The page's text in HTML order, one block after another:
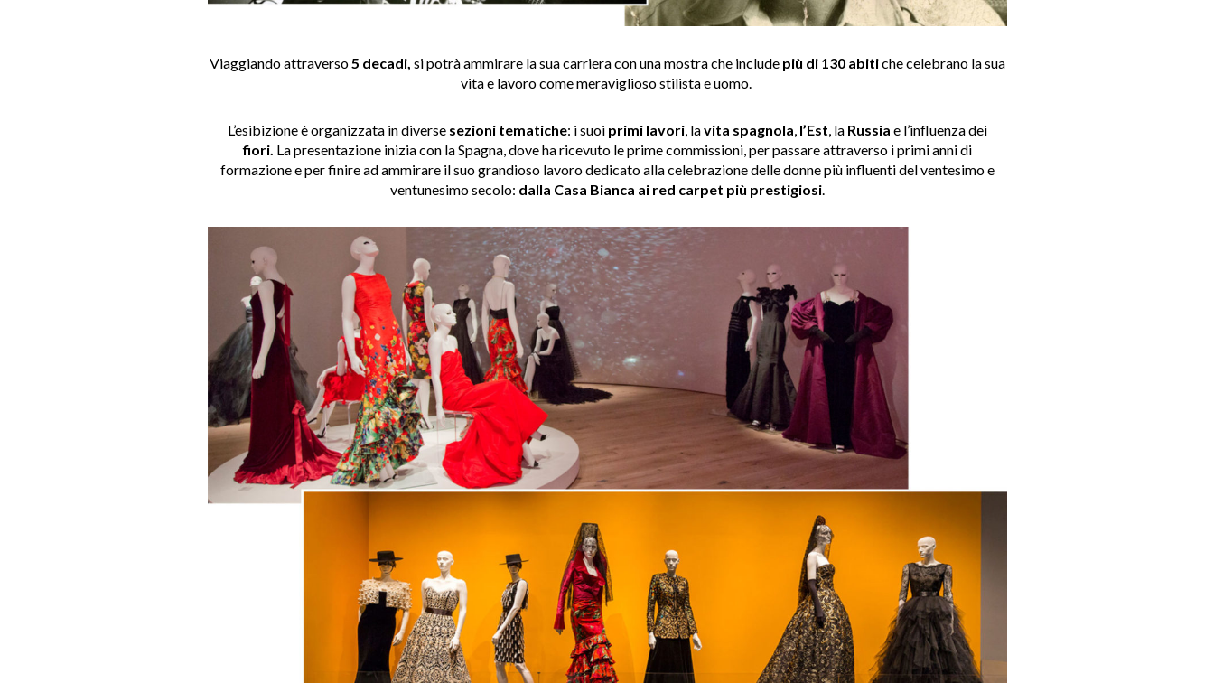
Viaggiando attraverso5 decadi, si potrà ammirare la sua carriera con una mostra che include più di 130 abitiche celebrano la sua
vita e lavoro come meraviglioso stilista e uomo.
L’esibizione è organizzata in diverse sezioni tematiche: i suoi primi lavori, lavita spagnola l’Est , la Russia e l’influenza dei
fiori. La presentazione inizia con la Spagna, dove ha ricevuto le prime commissioni, per passare attraverso i primi anni di
formazione e per finire ad ammirare il suo grandioso lavoro dedicato alla celebrazione delle donne più influenti del ventesimo e
ventunesimo secolo: dalla Casa Bianca ai red carpet più prestigiosi.